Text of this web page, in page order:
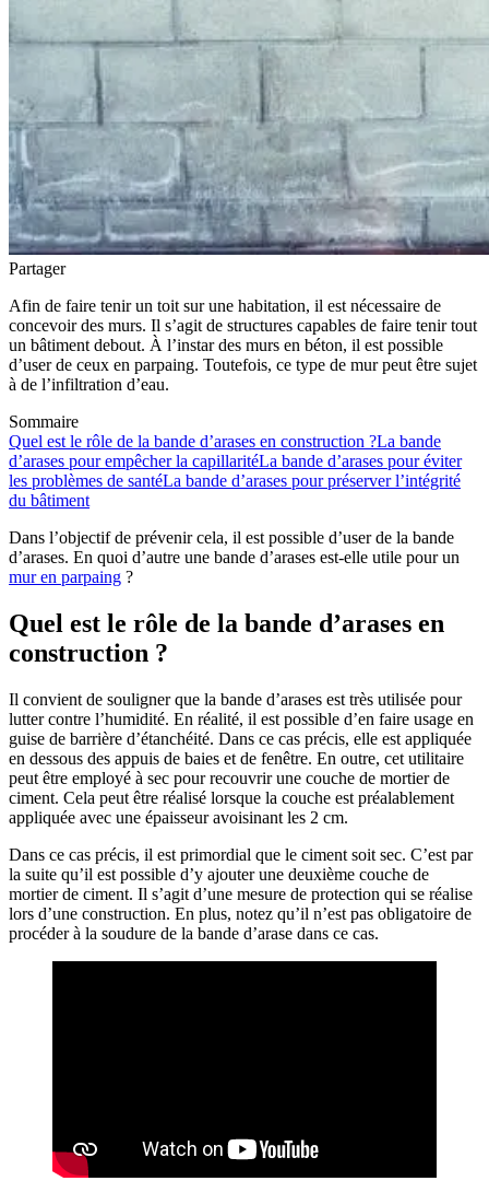
Partager
Afin de faire tenir un toit sur une habitation, il est nécessaire de
concevoir des murs. Il s’agit de structures capables de faire tenir tout
un bâtiment debout. À l’instar des murs en béton, il est possible
d’user de ceux en parpaing. Toutefois, ce type de mur peut être sujet
à de l’infiltration d’eau.
Sommaire
Quel est le rôle de la bande d’arases en construction ?La bande
d’arases pour empêcher la capillaritéLa bande d’arases pour éviter
les problèmes de santéLa bande d’arases pour préserver l’intégrité
du bâtiment
Dans l’objectif de prévenir cela, il est possible d’user de la bande
d’arases. En quoi d’autre une bande d’arases est-elle utile pour un
mur en parpaing ?
Quel est le rôle de la bande d’arases en
construction ?
Il convient de souligner que la bande d’arases est très utilisée pour
lutter contre l’humidité. En réalité, il est possible d’en faire usage en
guise de barrière d’étanchéité. Dans ce cas précis, elle est appliquée
en dessous des appuis de baies et de fenêtre. En outre, cet utilitaire
peut être employé à sec pour recouvrir une couche de mortier de
ciment. Cela peut être réalisé lorsque la couche est préalablement
appliquée avec une épaisseur avoisinant les 2 cm.
Dans ce cas précis, il est primordial que le ciment soit sec. C’est par
la suite qu’il est possible d’y ajouter une deuxième couche de
mortier de ciment. Il s’agit d’une mesure de protection qui se réalise
lors d’une construction. En plus, notez qu’il n’est pas obligatoire de
procéder à la soudure de la bande d’arase dans ce cas.